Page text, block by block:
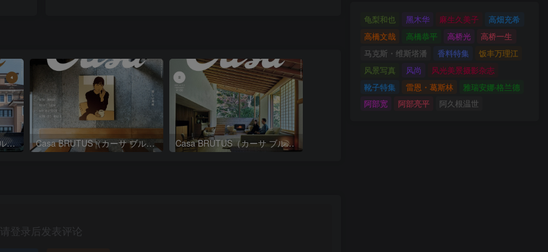
Casa BRUTUS（カーサ ブルータス）2026年4月号 Casa BRUTUS（カーサ ブルータス）2026年3月号 Casa BRUTUS（カーサ ブルータス）2026年2月号
请登录后发表评论
龟梨和也 黑木华 麻生久美子
高畑充希
高橋文哉
高橋恭平 高桥光
高桥一生
马克斯・维斯塔潘
香料特集
饭丰万理江
风景写真
风尚
风光美景摄影杂志
靴子特集
雷恩・葛斯林
雅瑞安娜‧格兰德
阿部宽
阿部亮平 阿久根温世